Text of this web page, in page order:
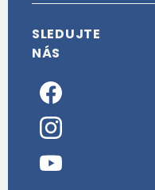
SLEDUJTE
NÁS